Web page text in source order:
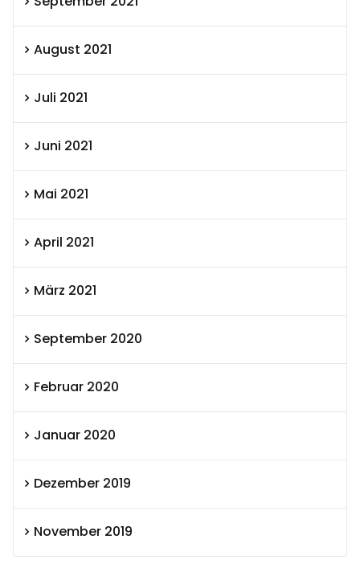
August 2021
Juli 2021
Juni 2021
Mai 2021
April 2021
März 2021
September 2020
Februar 2020
Januar 2020
Dezember 2019
November 2019